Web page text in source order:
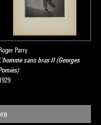
Parry
sans bras II (Georges